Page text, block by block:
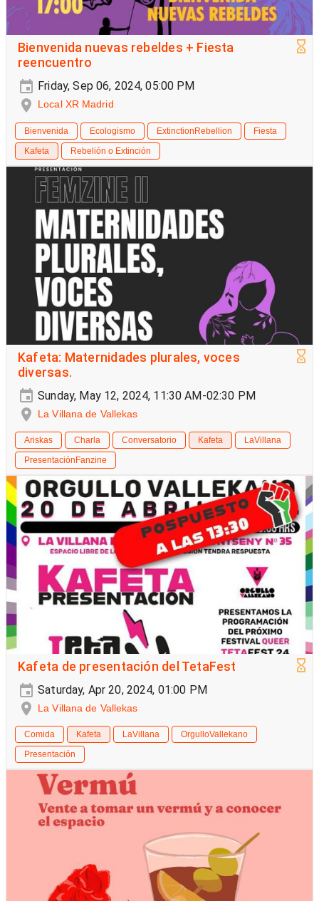
Bienvenida nuevas rebeldes + Fiesta
reencuentro
Friday, Sep 06, 2024, 05:00 PM
Local XR Madrid
Bienvenida Ecologismo ExtinctionRebellion
Fiesta
Kafeta
Rebelión o Extinción
Kafeta: Maternidades plurales, voces
diversas.
Sunday, May 12, 2024, 11:30 AM-02:30 PM
La Villana de Vallekas
Ariskas Charla Conversatorio Kafeta
LaVillana
PresentaciónFanzine
Kafeta de presentación del TetaFest
Saturday, Apr 20, 2024, 01:00 PM
La Villana de Vallekas
Comida Kafeta LaVillana
OrgulloVallekano
Presentación